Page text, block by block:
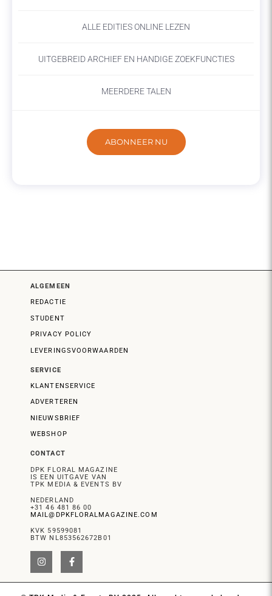
ALLE EDITIES ONLINE LEZEN
UITGEBREID ARCHIEF EN HANDIGE ZOEKFUNCTIES
MEERDERE TALEN
ABONNEER NU
ALGEMEEN
REDACTIE
STUDENT
PRIVACY POLICY
LEVERINGSVOORWAARDEN
SERVICE
KLANTENSERVICE
ADVERTEREN
NIEUWSBRIEF
WEBSHOP
CONTACT
DPK FLORAL MAGAZINE
IS EEN UITGAVE VAN
TPK MEDIA & EVENTS BV
NEDERLAND
+31 46 481 86 00
MAIL@DPKFLORALMAGAZINE.COM
KVK 59599081
BTW NL853562672B01